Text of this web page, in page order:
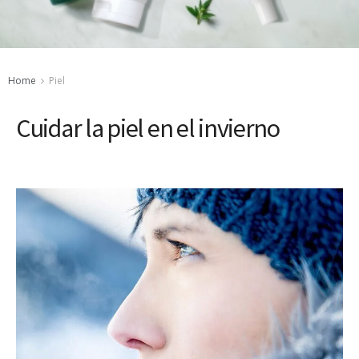
Home Piel
Cuidar la piel en el invierno